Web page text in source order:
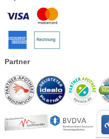
Partner